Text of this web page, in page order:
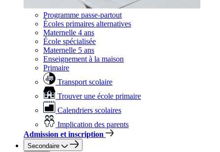
Programme passe-partout
Écoles primaires alternatives
Maternelle 4 ans
École spécialisée
Maternelle 5 ans
Enseignement à la maison
Primaire
Transport scolaire
Trouver une école primaire
Calendriers scolaires
Implication des parents
Admission et inscription
Secondaire